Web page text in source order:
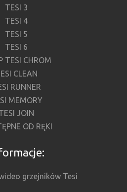
TESI 3
TESI 4
TESI 5
TESI 6
TESI CHROM
CLEAN
RUNNER
MEMORY
JOIN
OD RĘKI
grzejników Tesi